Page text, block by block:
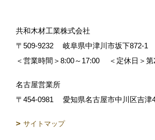
共和木材工業株式会社
〒509-9232
岐阜県中津川市坂下872‐1
＜営業時間＞8:00～17:00
＜定休日＞
名古屋営業所
〒454-0981
愛知県名古屋市中川区吉
サイトマップ